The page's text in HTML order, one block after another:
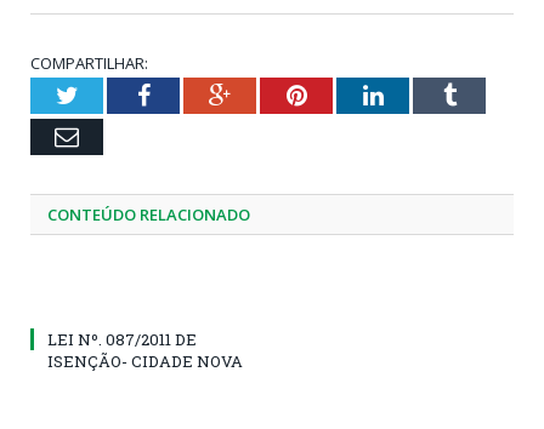
COMPARTILHAR:
TwitterFacebookGoogle+PinterestLinkedInTumblr
Email
CONTEÚDO RELACIONADO
LEI Nº. 087/2011 DE
ISENÇÃO- CIDADE NOVA